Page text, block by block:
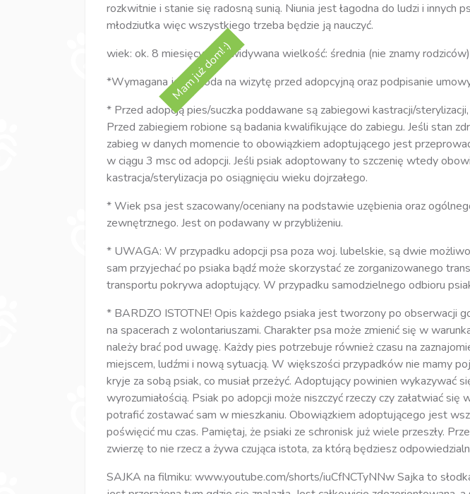
Mam już dom! :)
rozkwitnie i stanie się radosną sunią. Niunia jest łagodna do ludzi i innych
młodziutka więc wszystkiego trzeba będzie ją nauczyć.
wiek: ok. 8 miesięcy; przewidywana wielkość: średnia (nie znamy
*Wymagana jest zgoda na wizytę przed adopcyjną oraz podpisanie
* Przed adopcją pies/suczka poddawane są zabiegowi kastracji/
Przed zabiegiem robione są badania kwalifikujące do zabiegu. Jeśli stan
zabieg w danych momencie to obowiązkiem adoptującego jest
w ciągu 3 msc od adopcji. Jeśli psiak adoptowany to szczenię wtedy
kastracja/sterylizacja po osiągnięciu wieku dojrzałego.
* Wiek psa jest szacowany/oceniany na podstawie uzębienia oraz
zewnętrznego. Jest on podawany w przybliżeniu.
* UWAGA: W przypadku adopcji psa poza woj. lubelskie, są dwie
sam przyjechać po psiaka bądź może skorzystać ze zorganizowanego
transportu pokrywa adoptujący. W przypadku samodzielnego odbioru
* BARDZO ISTOTNE! Opis każdego psiaka jest tworzony po obserwacji
na spacerach z wolontariuszami. Charakter psa może zmienić się w
należy brać pod uwagę. Każdy pies potrzebuje również czasu na
miejscem, ludźmi i nową sytuacją. W większości przypadków nie mamy
kryje za sobą psiak, co musiał przeżyć. Adoptujący powinien wykazywać
wyrozumiałością. Psiak po adopcji może niszczyć rzeczy czy załatwiać się
potrafić zostawać sam w mieszkaniu. Obowiązkiem adoptującego jest
poświęcić mu czas. Pamiętaj, że psiaki ze schronisk już wiele przeszły.
zwierzę to nie rzecz a żywa czująca istota, za którą będziesz
SAJKA na filmiku: www.youtube.com/shorts/iuCfNCTyNNw Sajka to